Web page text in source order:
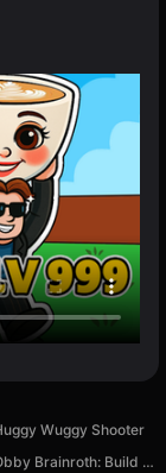
Wuggy Shooter
Obby Brainroth: Build a city!